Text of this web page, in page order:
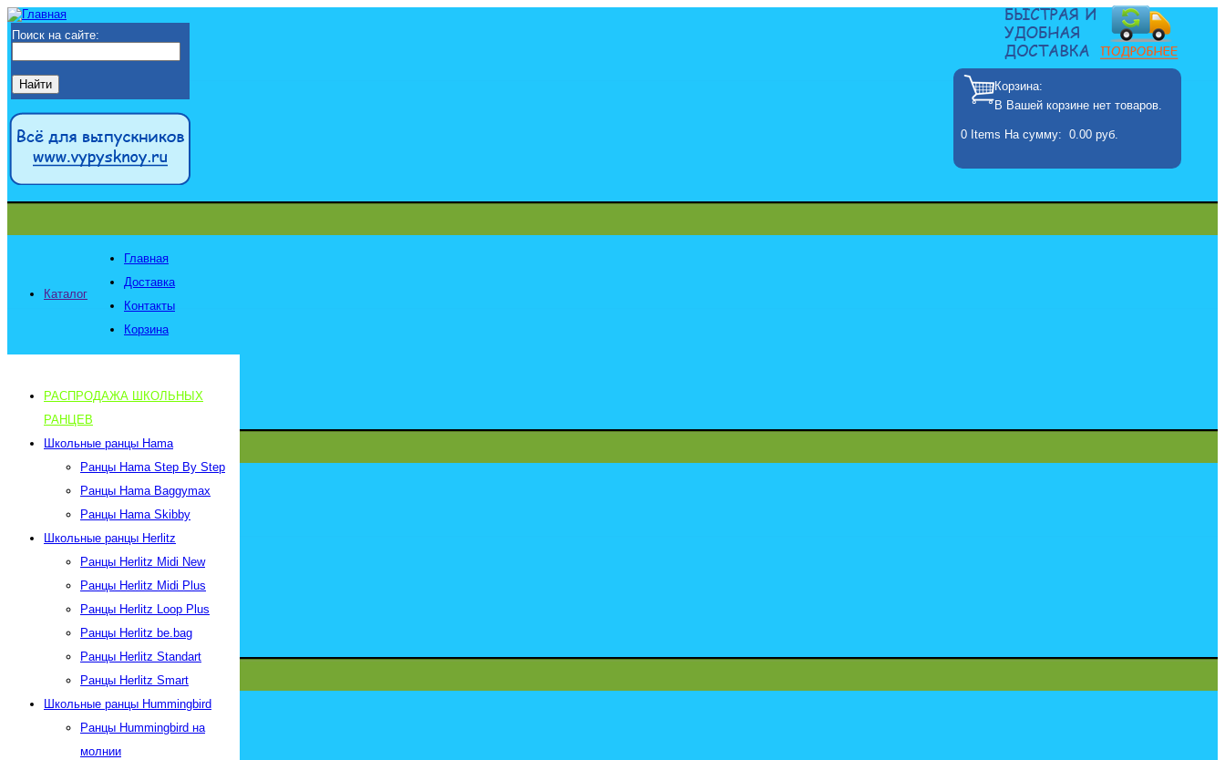
Корзина:
В Вашей корзине нет товаров.
0 Items На сумму: 0.00 руб.
Поиск на сайте:
Каталог
Главная
Доставка
Контакты
Корзина
РАСПРОДАЖА ШКОЛЬНЫХ
РАНЦЕВ
Школьные ранцы Hama
Ранцы Hama Step By Step
Ранцы Hama Baggymax
Ранцы Hama Skibby
Школьные ранцы Herlitz
Ранцы Herlitz Midi New
Ранцы Herlitz Midi Plus
Ранцы Herlitz Loop Plus
Ранцы Herlitz be.bag
Ранцы Herlitz Standart
Ранцы Herlitz Smart
Школьные ранцы Hummingbird
Ранцы Hummingbird на
молнии